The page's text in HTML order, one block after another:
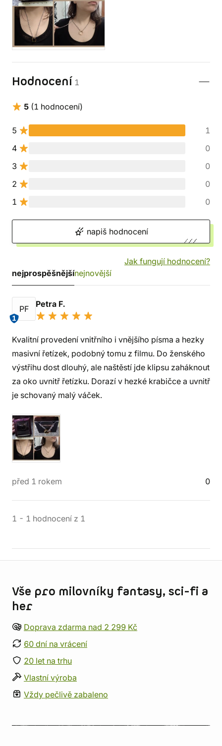
Hodnocení 1
5 (1 hodnocení)
5
1
4
0
3
0
2
0
1
0
napiš hodnocení
Jak fungují hodnocení?
nejprospěšnějšínejnovější
PF
1
Petra F.
Kvalitní provedení vnitřního i vnějšího písma a hezky
masivní řetízek, podobný tomu z filmu. Do ženského
výstřihu dost dlouhý, ale naštěstí jde klipsu zaháknout
za oko uvnitř řetízku. Dorazí v hezké krabičce a uvnitř
je schovaný malý váček.
před 1 rokem 0
1 - 1 hodnocení z 1
Vše pro milovníky fantasy, sci-fi a
her
Doprava zdarma nad 2 299 Kč
60 dní na vrácení
20 let na trhu
Vlastní výroba
Vždy pečlivě zabaleno